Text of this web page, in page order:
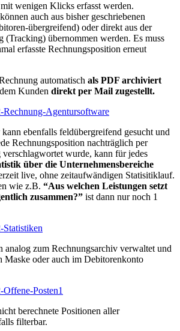
wenigen Klicks erfasst werden.
können auch aus bisher geschriebenen
übergreifend) oder direkt aus der
(Tracking) übernommen werden. Es muss
erfasste Rechnungsposition erneut
automatisch als PDF archiviert
Kunden direkt per Mail zugestellt.
kann ebenfalls feldübergreifend gesucht und
Rechnungsposition nachträglich per
verschlagwortet wurde, kann für jedes
über die Unternehmensbereiche
live, ohne zeitaufwändigen Statisitiklauf.
wie z.B. “Aus welchen Leistungen setzt
zusammen?” ist dann nur noch 1
analog zum Rechnungsarchiv verwaltet und
Maske oder auch im Debitorenkonto
berechnete Positionen aller
filterbar.